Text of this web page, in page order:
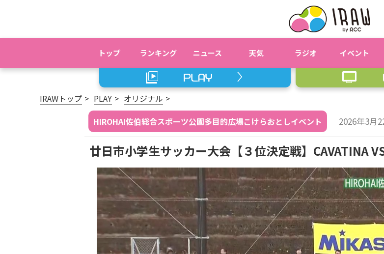
トップ ランキング ニュース 天気 ラジオ イベント
IRAWトップ PLAY
オリジナル
HIROHAI佐伯総合スポーツ公園多目的広場こけらおとしイベント
2026年3月
廿日市小学生サッカー大会【３位決定戦】CAVATINA